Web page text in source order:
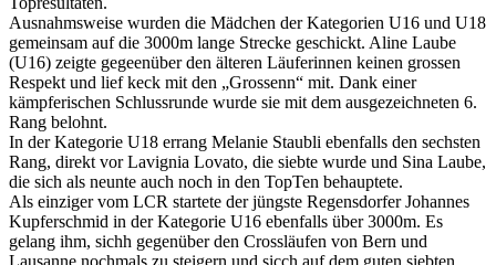
Ausnahmsweise wurden die Mädchen der Kategorien U16 und U18
gemeinsam auf die 3000m lange Strecke geschickt. Aline Laube
(U16) zeigte gegeenüber den älteren Läuferinnen keinen grossen
Respekt und lief keck mit den „Grossenn“ mit. Dank einer
kämpferischen Schlussrunde wurde sie mit dem ausgezeichneten 6.
Rang belohnt.
In der Kategorie U18 errang Melanie Staubli ebenfalls den sechsten
Rang, direkt vor Lavignia Lovato, die siebte wurde und Sina Laube,
die sich als neunte auch noch in den TopTen behauptete.
Als einziger vom LCR startete der jüngste Regensdorfer Johannes
Kupferschmid in der Kategorie U16 ebenfalls über 3000m. Es
gelang ihm, sichh gegenüber den Crossläufen von Bern und
Lausanne nochmals zu steigern und sicch auf dem guten siebten